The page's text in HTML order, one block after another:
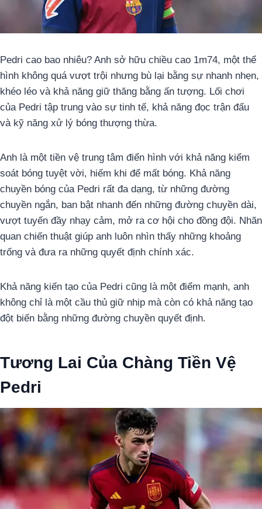
Pedri cao bao nhiêu? Anh sở hữu chiều cao 1m74, một thể
hình không quá vượt trội nhưng bù lại bằng sự nhanh nhẹn,
khéo léo và khả năng giữ thăng bằng ấn tượng. Lối chơi
của Pedri tập trung vào sự tinh tế, khả năng đọc trận đấu
và kỹ năng xử lý bóng thượng thừa.
Anh là một tiền vệ trung tâm điển hình với khả năng kiểm
soát bóng tuyệt vời, hiếm khi để mất bóng. Khả năng
chuyền bóng của Pedri rất đa dạng, từ những đường
chuyền ngắn, ban bật nhanh đến những đường chuyền dài,
vượt tuyến đầy nhạy cảm, mở ra cơ hội cho đồng đội. Nhãn
quan chiến thuật giúp anh luôn nhìn thấy những khoảng
trống và đưa ra những quyết định chính xác.
Khả năng kiến tạo của Pedri cũng là một điểm mạnh, anh
không chỉ là một cầu thủ giữ nhịp mà còn có khả năng tạo
đột biến bằng những đường chuyền quyết định.
Tương Lai Của Chàng Tiền Vệ
Pedri